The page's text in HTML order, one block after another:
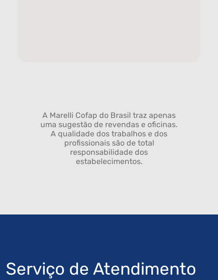
A Marelli Cofap do Brasil traz apenas
uma sugestão de revendas e oficinas.
A qualidade dos trabalhos e dos
profissionais são de total
responsabilidade dos
estabelecimentos.
Serviço de Atendimento